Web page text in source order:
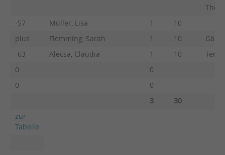
-57
Müller, Lisa 1
10
plus
Flemming, Sarah 1 10
-63
Alecsa, Claudia 1 10
0
0
0
0
3
30
zur
Tabelle